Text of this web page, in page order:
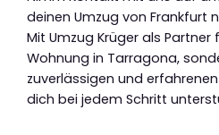
deinen Umzug von Frankfurt
Mit Umzug Krüger als
Wohnung in Tarragona,
zuverlässigen und
dich bei jedem Schritt